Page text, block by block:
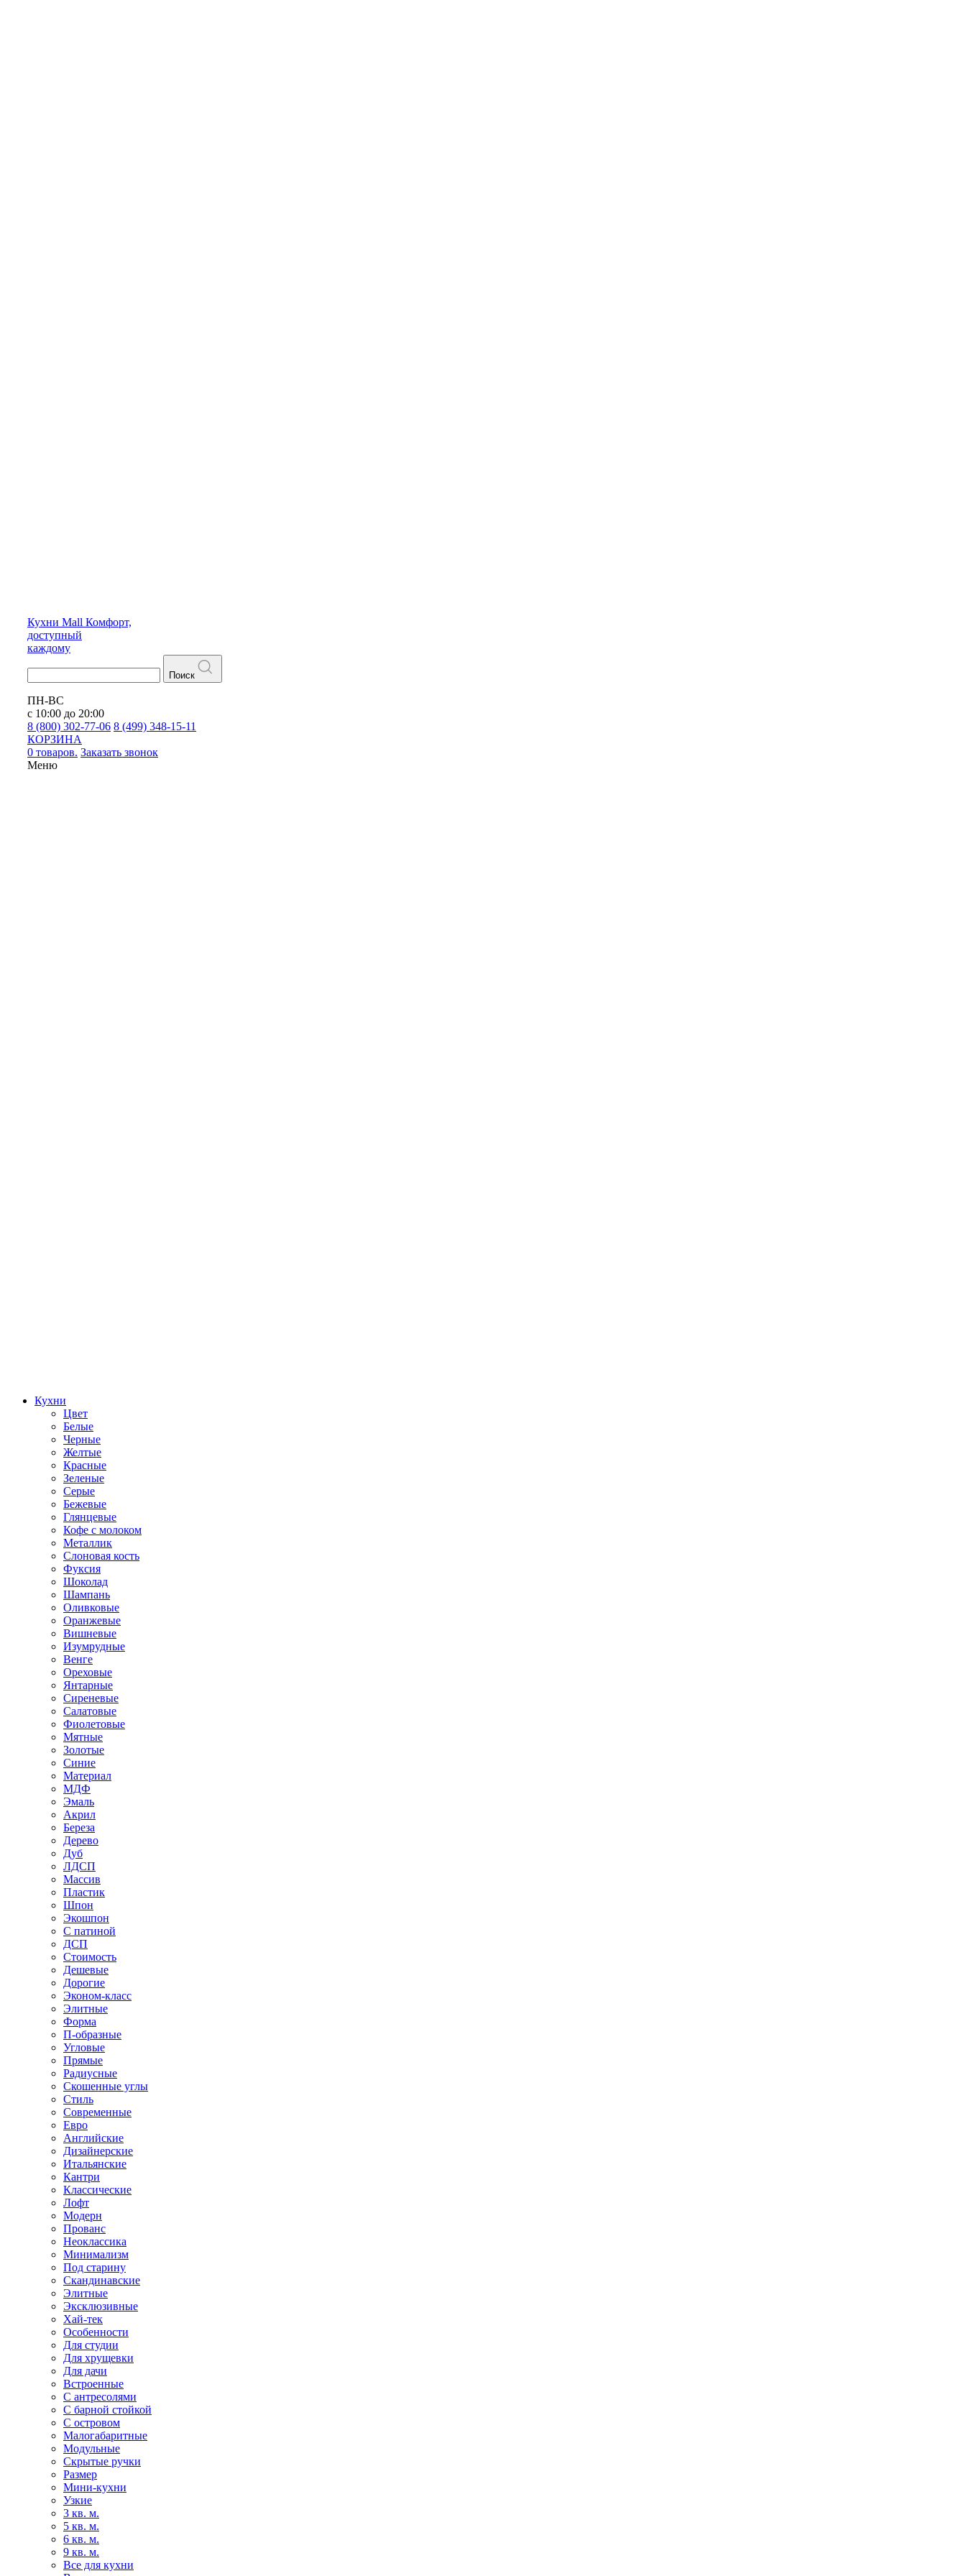
Кухни Mall Комфорт,
доступный
каждому
Поиск
ПН-ВС
с 10:00 до 20:00
8 (800) 302-77-06 8 (499) 348-15-11
КОРЗИНА
0 товаров. Заказать звонок
Меню
Кухни
Цвет
Белые
Черные
Желтые
Красные
Зеленые
Серые
Бежевые
Глянцевые
Кофе с молоком
Металлик
Слоновая кость
Фуксия
Шоколад
Шампань
Оливковые
Оранжевые
Вишневые
Изумрудные
Венге
Ореховые
Янтарные
Сиреневые
Салатовые
Фиолетовые
Мятные
Золотые
Синие
Материал
МДФ
Эмаль
Акрил
Береза
Дерево
Дуб
ЛДСП
Массив
Пластик
Шпон
Экошпон
С патиной
ДСП
Стоимость
Дешевые
Дорогие
Эконом-класс
Элитные
Форма
П-образные
Угловые
Прямые
Радиусные
Скошенные углы
Стиль
Современные
Евро
Английские
Дизайнерские
Итальянские
Кантри
Классические
Лофт
Модерн
Прованс
Неоклассика
Минимализм
Под старину
Скандинавские
Элитные
Эксклюзивные
Хай-тек
Особенности
Для студии
Для хрущевки
Для дачи
Встроенные
С антресолями
С барной стойкой
С островом
Малогабаритные
Модульные
Скрытые ручки
Размер
Мини-кухни
Узкие
3 кв. м.
5 кв. м.
6 кв. м.
9 кв. м.
Все для кухни